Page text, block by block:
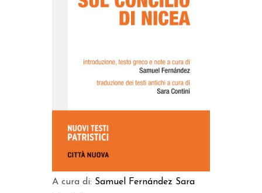
A cura di: Samuel Fernández Sara